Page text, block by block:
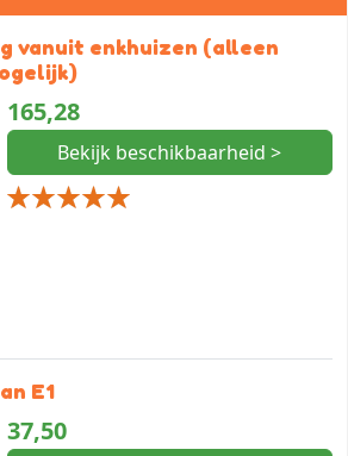
vanuit enkhuizen (alleen
165,28
Bekijk beschikbaarheid >
E1
37,50